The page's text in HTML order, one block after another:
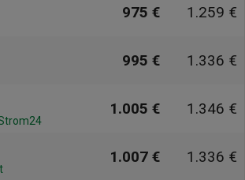
975 € 1.259 €
995 € 1.336 €
1.005 € 1.346 €
1.007 € 1.336 €